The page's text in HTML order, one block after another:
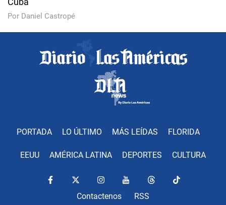
Por Daniel Castropé
PORTADA LO ÚLTIMO MÁS LEÍDAS FLORIDA
EEUU AMÉRICA LATINA DEPORTES CULTURA
Contactenos RSS